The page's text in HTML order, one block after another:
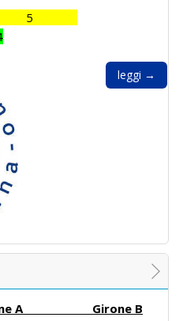
5
leggi →
A Girone B